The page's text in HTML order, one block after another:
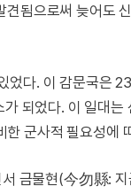
견됨으로써 늦어도
다. 이 감문국은
되었다. 이 일대는
군사적 필요성에
금물현(今勿縣: 지